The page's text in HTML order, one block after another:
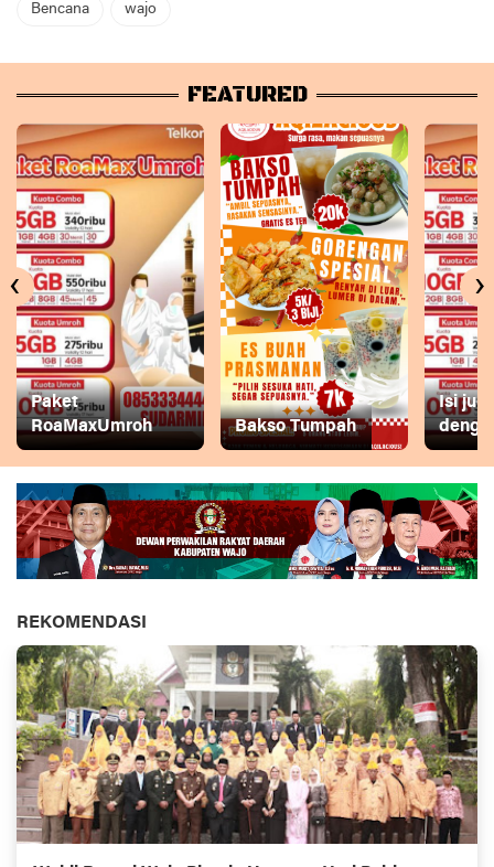
Bencana wajo
FEATURED
Paket
RoaMaxUmroh
Bakso Tumpah
Isi
‹ ›
REKOMENDASI